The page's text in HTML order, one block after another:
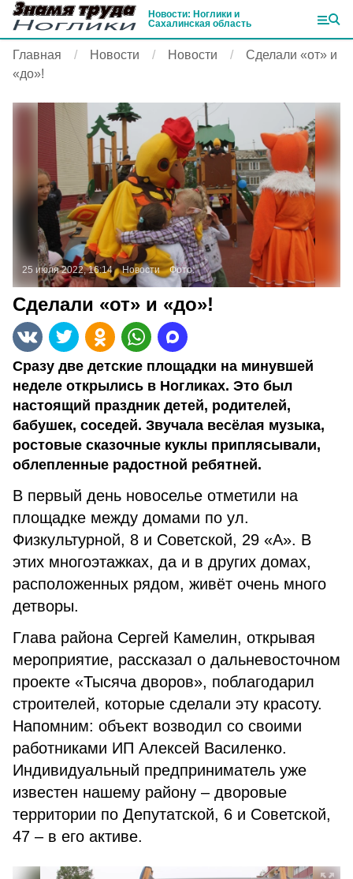
Новости: Ноглики и
Сахалинская область
Главная Новости Новости
Сделали «от» и
«до»!
25 июля 2022, 16:14 Новости Фото:
Сделали «от» и «до»!
Сразу две детские площадки на минувшей
неделе открылись в Ногликах. Это был
настоящий праздник детей, родителей,
бабушек, соседей. Звучала весёлая музыка,
ростовые сказочные куклы приплясывали,
облепленные радостной ребятней.
В первый день новоселье отметили на
площадке между домами по ул.
Физкультурной, 8 и Советской, 29 «А». В
этих многоэтажках, да и в других домах,
расположенных рядом, живёт очень много
детворы.
Глава района Сергей Камелин, открывая
мероприятие, рассказал о дальневосточном
проекте «Тысяча дворов», поблагодарил
строителей, которые сделали эту красоту.
Напомним: объект возводил со своими
работниками ИП Алексей Василенко.
Индивидуальный предприниматель уже
известен нашему району – дворовые
территории по Депутатской, 6 и Советской,
47 – в его активе.